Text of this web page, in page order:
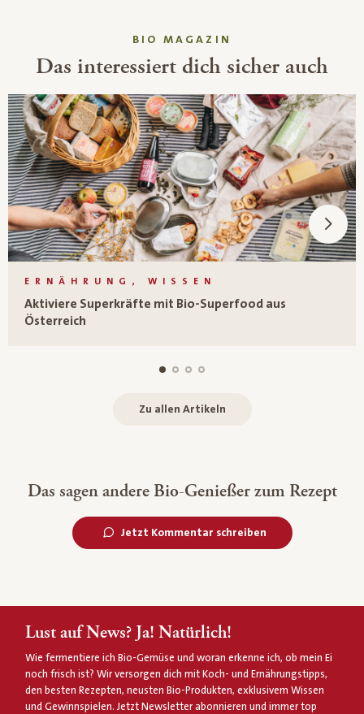
BIO MAGAZIN
Das interessiert dich sicher auch
ERNÄHRUNG, WISSEN
Aktiviere Superkräfte mit Bio-Superfood aus
Österreich
Zu allen Artikeln
Das sagen andere Bio-Genießer zum Rezept
Jetzt Kommentar schreiben
Lust auf News? Ja! Natürlich!
Wie fermentiere ich Bio-Gemüse und woran erkenne ich, ob mein Ei
noch frisch ist? Wir versorgen dich mit Koch- und Ernährungstipps,
den besten Rezepten, neusten Bio-Produkten, exklusivem Wissen
und Gewinnspielen. Jetzt Newsletter abonnieren und immer top